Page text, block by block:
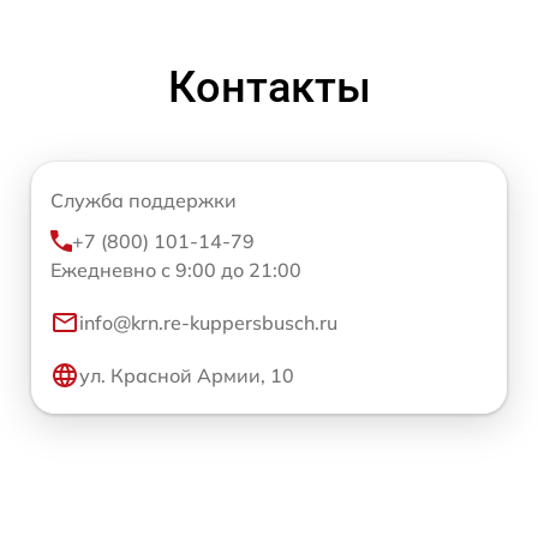
Контакты
Служба поддержки
+7 (800) 101-14-79
Ежедневно с 9:00 до 21:00
info@krn.re-kuppersbusch.ru
ул. Красной Армии, 10